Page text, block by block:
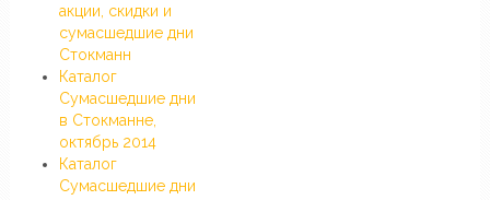
акции, скидки и
сумасшедшие дни
Стокманн
Каталог
Сумасшедшие дни
в Стокманне,
октябрь 2014
Каталог
Сумасшедшие дни